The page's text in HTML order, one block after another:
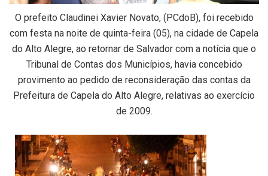
O prefeito Claudinei Xavier Novato, (PCdoB), foi recebido
com festa na noite de quinta-feira (05), na cidade de Capela
do Alto Alegre, ao retornar de Salvador com a notícia que o
Tribunal de Contas dos Municípios, havia concebido
provimento ao pedido de reconsideração das contas da
Prefeitura de Capela do Alto Alegre, relativas ao exercício
de 2009.